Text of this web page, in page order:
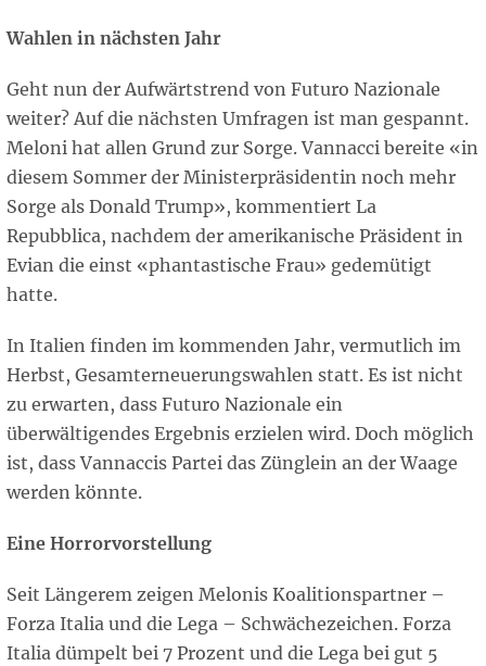
Wahlen in nächsten Jahr
Geht nun der Aufwärtstrend von Futuro Nazionale
weiter? Auf die nächsten Umfragen ist man gespannt.
Meloni hat allen Grund zur Sorge. Vannacci bereite «in
diesem Sommer der Ministerpräsidentin noch mehr
Sorge als Donald Trump», kommentiert La
Repubblica, nachdem der amerikanische Präsident in
Evian die einst «phantastische Frau» gedemütigt
hatte.
In Italien finden im kommenden Jahr, vermutlich im
Herbst, Gesamterneuerungswahlen statt. Es ist nicht
zu erwarten, dass Futuro Nazionale ein
überwältigendes Ergebnis erzielen wird. Doch möglich
ist, dass Vannaccis Partei das Zünglein an der Waage
werden könnte.
Eine Horrorvorstellung
Seit Längerem zeigen Melonis Koalitionspartner –
Forza Italia und die Lega – Schwächezeichen. Forza
Italia dümpelt bei 7 Prozent und die Lega bei gut 5